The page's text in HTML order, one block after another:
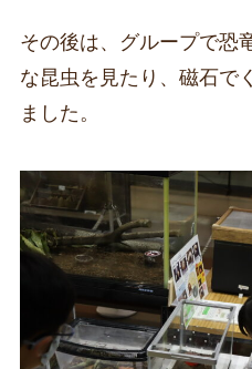
その後は、グループで恐
な昆虫を見たり、磁石で
ました。